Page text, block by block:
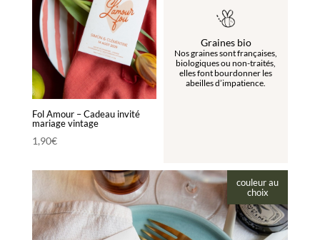
Fol Amour – Cadeau invité
mariage vintage
1,90€
Graines bio
Nos graines sont françaises,
biologiques ou non-traités,
elles font bourdonner les
abeilles d’impatience.
couleur au
choix